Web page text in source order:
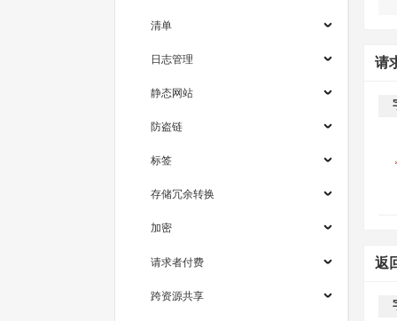
清单
日志管理
静态网站
防盗链
标签
存储冗余转换
加密
请求者付费
跨资源共享
请
返